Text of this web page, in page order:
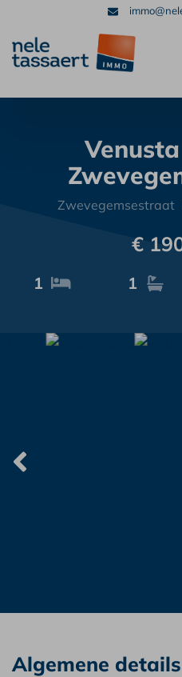
Zwevegemsestraat
€
1 1
Algemene details